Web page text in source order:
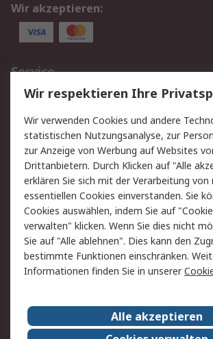
Wir akzeptieren:
Service
Value Added Services
Rücksendungen
Kontakt
Hilfe
Rechtliches
AGB
Cookie-Richtlinie
Copyright/Impressum
Über RS
Karriere bei RS
Qualität/Umwelt/ZertifikatePresse-
Wir respektieren Ihre
Wir verwenden Cookies und andere
statistischen Nutzungsanalyse, zur
zur Anzeige von Werbung auf Websites
Drittanbietern. Durch Klicken auf "Alle
erklären Sie sich mit der Verarbeitung von
essentiellen Cookies einverstanden. Sie
Cookies auswählen, indem Sie auf
verwalten" klicken. Wenn Sie dies nicht
Sie auf "Alle ablehnen". Dies kann den
bestimmte Funktionen einschränken.
Informationen finden Sie in unserer
Alle akzeptieren